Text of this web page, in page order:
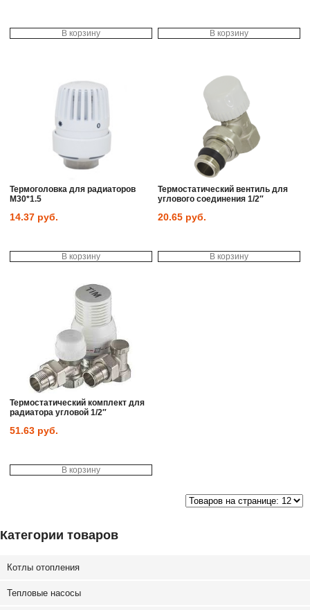
В корзину В корзину
Термоголовка для радиаторов
M30*1.5
14.37 руб.
В корзину
Термостатический вентиль для
углового соединения 1/2″
20.65 руб.
В корзину
Термостатический комплект для
радиатора угловой 1/2″
51.63 руб.
В корзину
Категории товаров
Котлы отопления
Тепловые насосы